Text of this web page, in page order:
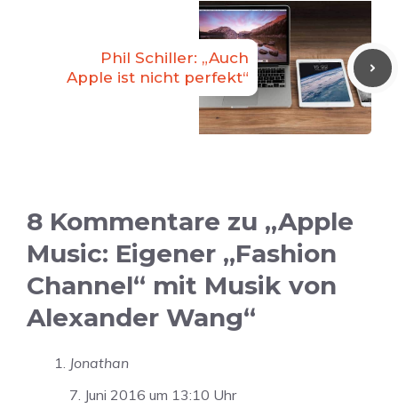
Phil Schiller: „Auch
Apple ist nicht perfekt“
8 Kommentare zu „Apple
Music: Eigener „Fashion
Channel“ mit Musik von
Alexander Wang“
Jonathan
7. Juni 2016 um 13:10 Uhr